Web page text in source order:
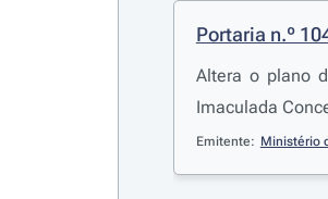
Portaria n.º
Altera o plano
Imaculada
Emitente: Ministério